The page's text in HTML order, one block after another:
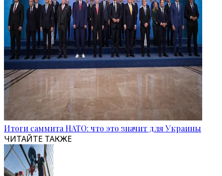
Итоги саммита НАТО: что это значит для Украины
ЧИТАЙТЕ ТАКЖЕ